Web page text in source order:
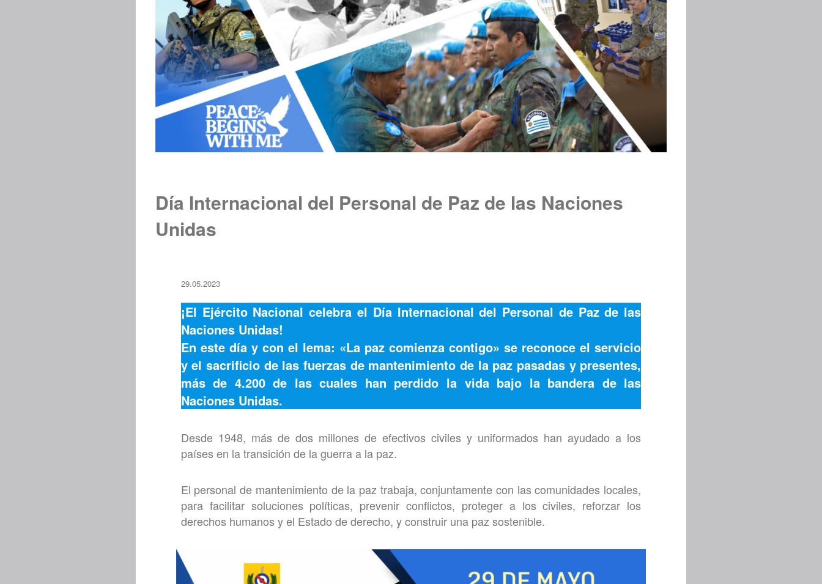
Día Internacional del Personal de Paz de las Naciones
Unidas
29.05.2023
¡El Ejército Nacional celebra el Día Internacional del Personal de Paz de las
Naciones Unidas!
En este día y con el lema: «La paz comienza contigo» se reconoce el servicio
y el sacrificio de las fuerzas de mantenimiento de la paz pasadas y presentes,
más de 4.200 de las cuales han perdido la vida bajo la bandera de las
Naciones Unidas.
Desde 1948, más de dos millones de efectivos civiles y uniformados han ayudado a los
países en la transición de la guerra a la paz.
El personal de mantenimiento de la paz trabaja, conjuntamente con las comunidades locales,
para facilitar soluciones políticas, prevenir conflictos, proteger a los civiles, reforzar los
derechos humanos y el Estado de derecho, y construir una paz sostenible.